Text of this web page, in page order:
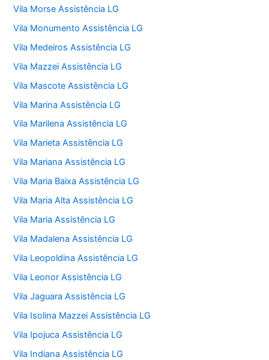
Vila Morse Assistência LG
Vila Monumento Assistência LG
Vila Medeiros Assistência LG
Vila Mazzei Assistência LG
Vila Mascote Assistência LG
Vila Marina Assistência LG
Vila Marilena Assistência LG
Vila Marieta Assistência LG
Vila Mariana Assistência LG
Vila Maria Baixa Assistência LG
Vila Maria Alta Assistência LG
Vila Maria Assistência LG
Vila Madalena Assistência LG
Vila Leopoldina Assistência LG
Vila Leonor Assistência LG
Vila Jaguara Assistência LG
Vila Isolina Mazzei Assistência LG
Vila Ipojuca Assistência LG
Vila Indiana Assistência LG